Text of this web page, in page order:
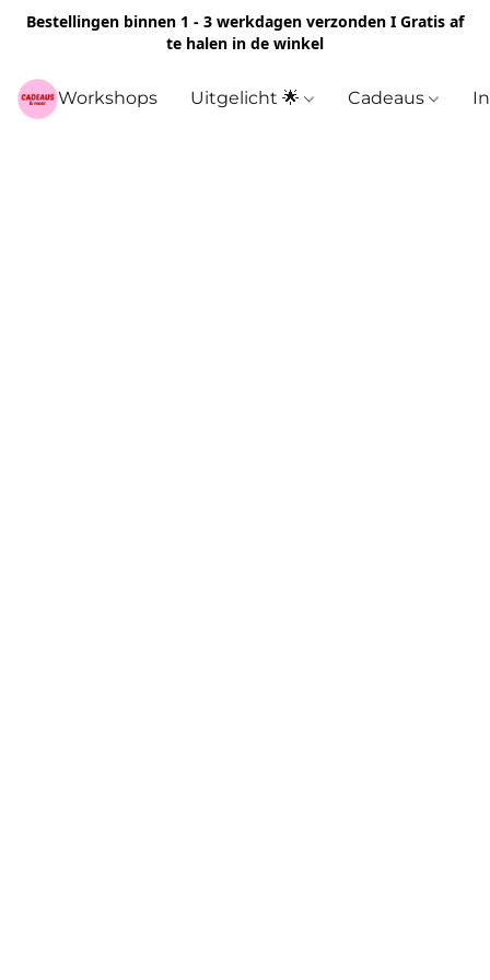
Bestellingen binnen 1 - 3 werkdagen verzonden I Gratis af
te halen in de winkel
Workshops Uitgelicht 🌟 Cadeaus